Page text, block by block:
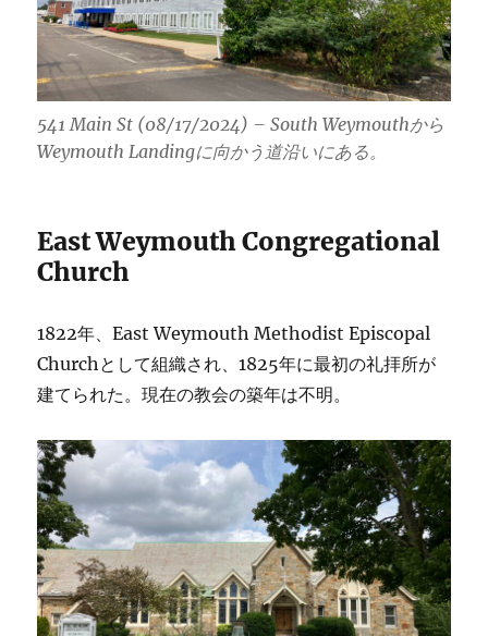
541 Main St (08/17/2024) – South Weymouthから
Weymouth Landingに向かう道沿いにある。
East Weymouth Congregational
Church
1822年、East Weymouth Methodist Episcopal
Churchとして組織され、1825年に最初の礼拝所が
建てられた。現在の教会の築年は不明。